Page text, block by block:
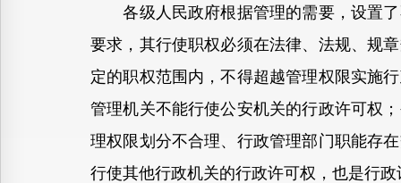
各级人民政府根据管理的需要，设置了
要求，其行使职权必须在法律、法规、规
定的职权范围内，不得超越管理权限实施
管理机关不能行使公安机关的行政许可权
理权限划分不合理、行政管理部门职能存
行使其他行政机关的行政许可权，也是行